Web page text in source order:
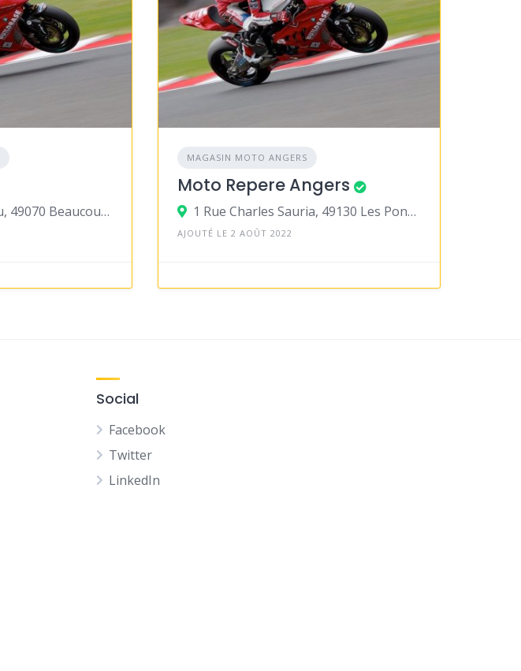
17 Rue du Landreau, 49070 Beaucouzé
MAGASIN MOTO ANGERS
Moto Repere Angers
1 Rue Charles Sauria, 49130 Les Ponts-de-Cé
AJOUTÉ LE 2 AOÛT 2022
Social
Facebook
Twitter
LinkedIn